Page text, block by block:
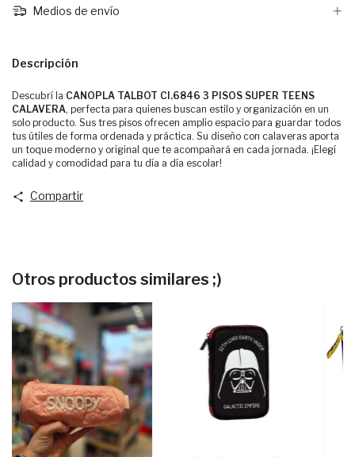
Medios de envío
Descripción
Descubrí la CANOPLA TALBOT CI.6846 3 PISOS SUPER TEENS
CALAVERA, perfecta para quienes buscan estilo y organización en un
solo producto. Sus tres pisos ofrecen amplio espacio para guardar todos
tus útiles de forma ordenada y práctica. Su diseño con calaveras aporta
un toque moderno y original que te acompañará en cada jornada. ¡Elegí
calidad y comodidad para tu día a día escolar!
Compartir
Otros productos similares ;)